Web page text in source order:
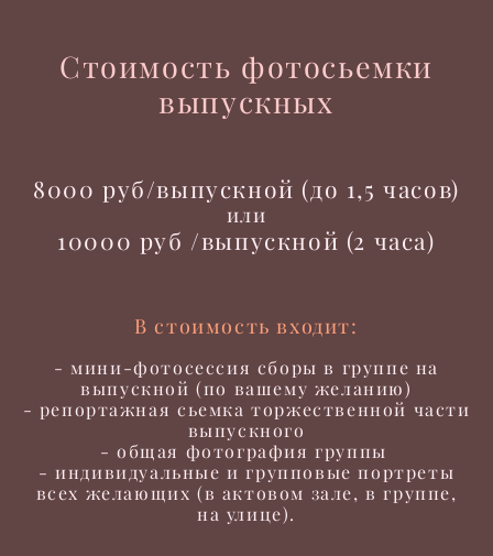
Стоимость фотосьемки
выпускных
8000 руб/выпускной (до 1,5 часов)
или
10000 руб /выпускной (2 часа)
В стоимость входит:
- мини-фотосессия сборы в группе на
выпускной (по вашему желанию)
- репортажная сьемка торжественной части
выпускного
- общая фотография группы
- индивидуальные и групповые портреты
всех желающих (в актовом зале, в группе,
на улице).